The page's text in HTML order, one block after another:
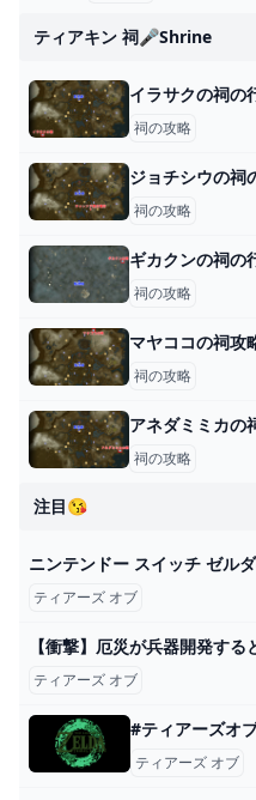
ティアキン 祠🎤shrine
イラサクの祠の
祠の攻略
ジョチシウの祠
祠の攻略
祠の攻略
マヤココの祠攻
祠の攻略
アネダミミカの
祠の攻略
注目😘
ティアーズ オブ
ティアーズ オブ
ティアーズ オブ